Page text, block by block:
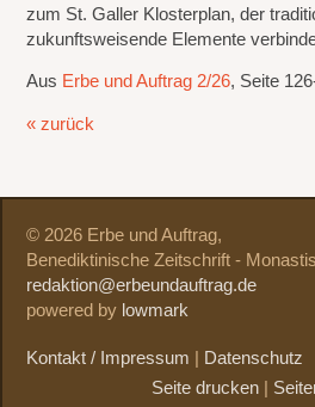
zum St. Galler Klosterplan, der
zukunftsweisende Elemente
Aus Erbe und Auftrag 2/26, Seite
« zurück
© 2026 Erbe und Auftrag,
Benediktinische Zeitschrift -
redaktion@erbeundauftrag.de
powered by lowmark
Kontakt / Impressum | Datenschutz
Seite drucken |